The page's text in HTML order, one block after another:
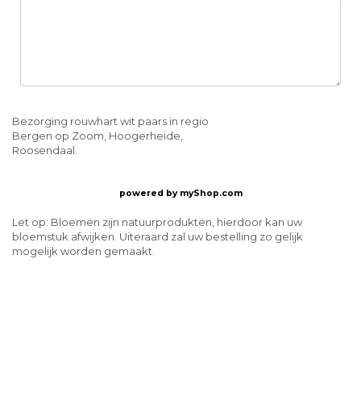
Bezorging rouwhart wit paars in regio
Bergen op Zoom, Hoogerheide,
Roosendaal.
powered by myShop.com
Let op: Bloemen zijn natuurprodukten, hierdoor kan uw
bloemstuk afwijken. Uiteraard zal uw bestelling zo gelijk
mogelijk worden gemaakt.